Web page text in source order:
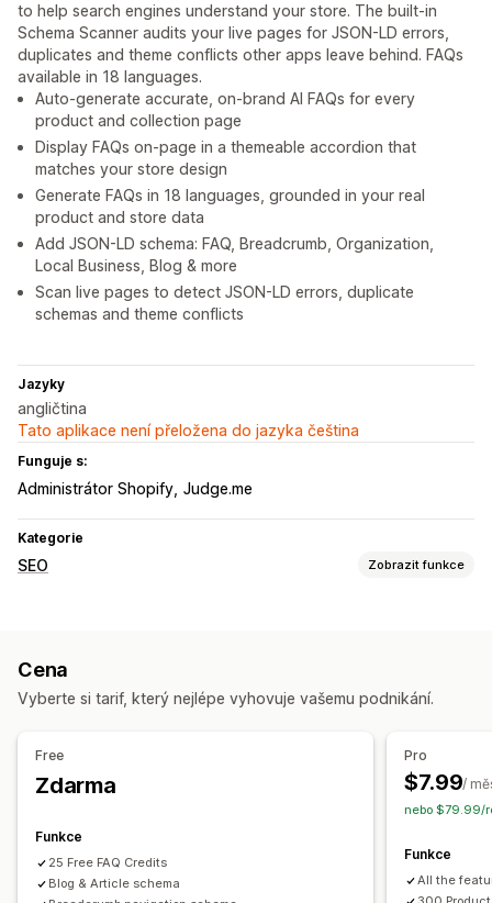
to help search engines understand your store. The built-in
Schema Scanner audits your live pages for JSON-LD errors,
duplicates and theme conflicts other apps leave behind. FAQs
available in 18 languages.
Auto-generate accurate, on-brand AI FAQs for every
product and collection page
Display FAQs on-page in a themeable accordion that
matches your store design
Generate FAQs in 18 languages, grounded in your real
product and store data
Add JSON-LD schema: FAQ, Breadcrumb, Organization,
Local Business, Blog & more
Scan live pages to detect JSON-LD errors, duplicate
schemas and theme conflicts
Jazyky
angličtina
Tato aplikace není přeložena do jazyka čeština
Funguje s:
Administrátor Shopify Judge.me
Kategorie
SEO Zobrazit funkce
Schémata
Místní SEO Optimalizace obsahu Optimalizace motivů
Cena
Vyberte si tarif, který nejlépe vyhovuje vašemu podnikání.
Free
Zdarma
Funkce
25 Free FAQ Credits
Blog & Article schema
Pro
$7.99/
nebo $79.99/
Funkce
All the